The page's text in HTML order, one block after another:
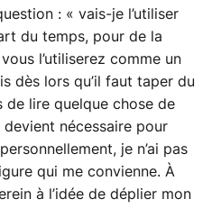
: « vais-je l’utiliser
du temps, pour de la
l’utiliserez comme un
dès lors qu’il faut taper du
lire quelque chose de
devient nécessaire pour
je n’ai pas
qui me convienne. À
à l’idée de déplier mon